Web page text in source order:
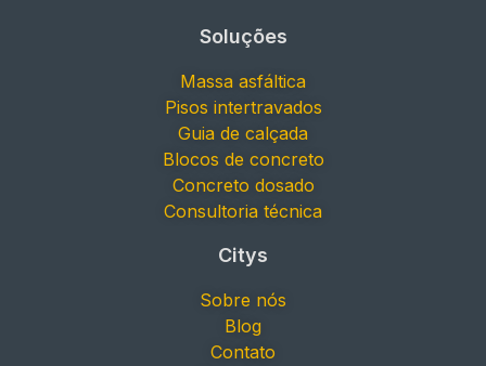
Soluções
Massa asfáltica
Pisos intertravados
Guia de calçada
Blocos de concreto
Concreto dosado
Consultoria técnica
Citys
Sobre nós
Blog
Contato